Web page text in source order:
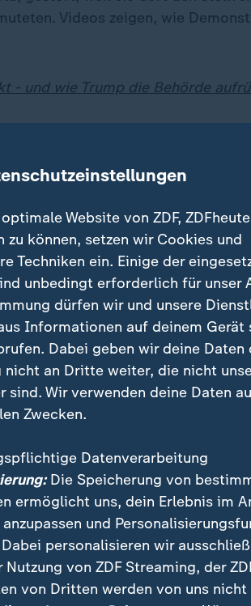
Videos zeigen, wie
- und wie Trump die Behörde
ICE in Minneapolis signalisiert
was darf ICE rechtlich überhaupt?
erklärt: "Wir tolerieren keine
Website von ZDF,
zu können, setzen wir Cookies und
Techniken ein. Einige der
unbedingt erforderlich für unser
dürfen wir und unsere
Informationen auf deinem Gerät
Dabei geben wir deine Daten
nicht an Dritte weiter, die nicht
sind. Wir verwenden deine Daten
Zwecken.
Datenverarbeitung
Die Speicherung von
ermöglicht uns, dein Erlebnis im
anzupassen und
personalisieren wir
Nutzung von ZDF Streaming, der
von Dritten werden von uns